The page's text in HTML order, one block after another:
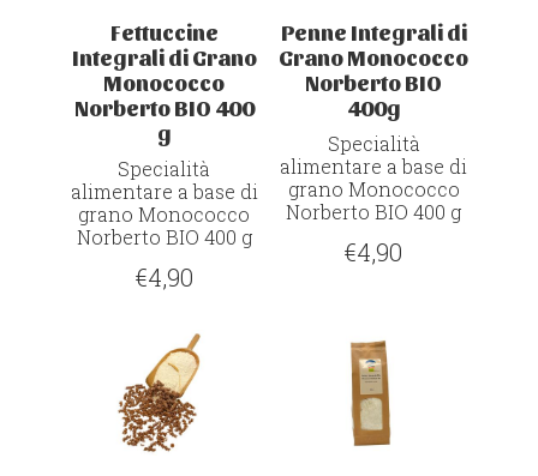
Fettuccine
Integrali di Grano
Monococco
Norberto BIO 400
g
Specialità
alimentare a base di
grano Monococco
Norberto BIO 400 g
€4,90
Penne Integrali di
Grano Monococco
Norberto BIO
400g
Specialità
alimentare a base di
grano Monococco
Norberto BIO 400 g
€4,90